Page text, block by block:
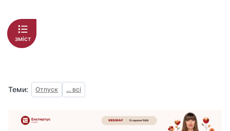
зміст
Теми: Отпуск ... всі